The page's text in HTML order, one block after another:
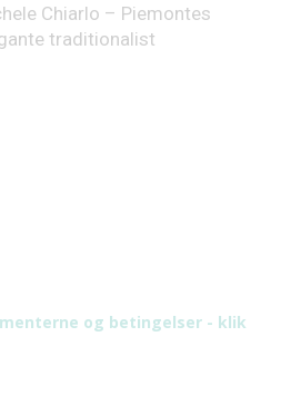
Chiarlo – Piemontes
traditionalist
og betingelser - klik